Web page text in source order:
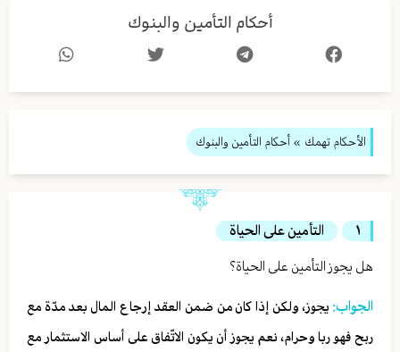
أحكام التأمين والبنوك
الأحكام تهمك » أحكام التأمين والبنوك
١
التأمين على الحياة
هل يجوز التأمين على الحياة؟
الجواب: يجوز، ولكن إذا كان من ضمن العقد إرجاع المال بعد مدّة مع
ربح فهو ربا وحرام، نعم يجوز أن يكون الاتّفاق على أساس الاستثمار مع